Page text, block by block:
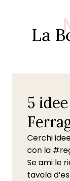
La
5
Cerchi
con la
Se ami le
tavola